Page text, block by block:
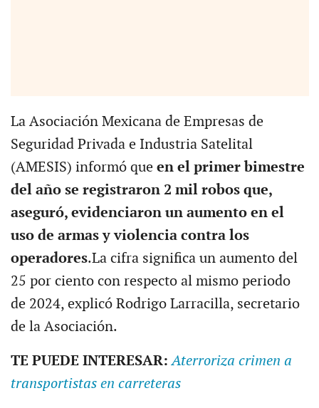
La Asociación Mexicana de Empresas de
Seguridad Privada e Industria Satelital
(AMESIS) informó queen el primer bimestre
del año se registraron 2 mil robos que,
aseguró, evidenciaron un aumento en el
uso de armas y violencia contra los
operadores.La cifra significa un aumento del
25 por ciento con respecto al mismo periodo
de 2024, explicó Rodrigo Larracilla, secretario
de la Asociación.
TE PUEDE INTERESAR: Aterroriza crimen a
transportistas en carreteras